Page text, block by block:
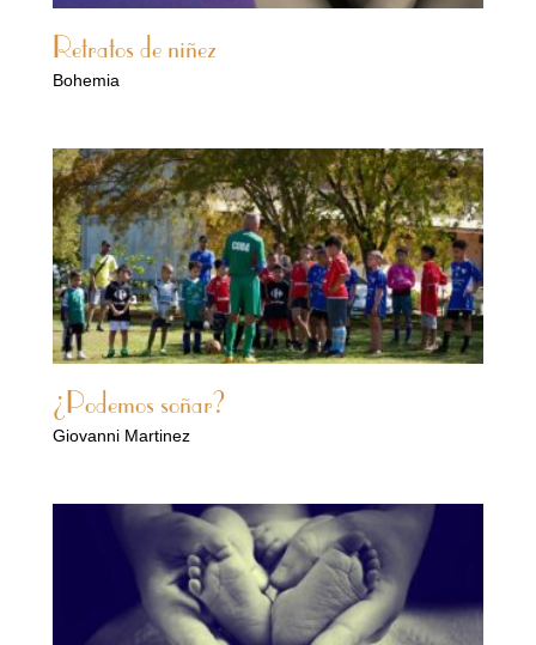
Retratos de niñez
Bohemia
¿Podemos soñar?
Giovanni Martinez